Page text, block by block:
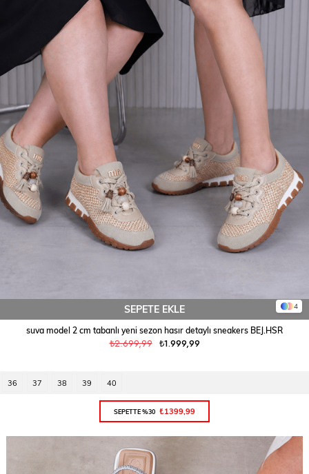
4
SEPETE EKLE
suva model 2 cm tabanlı yeni sezon hasır detaylı sneakers BEJ.HSR
₺1.999,99
₺2.699,99
36 37 38 39 40
SEPETTE %30 ₺1399,99